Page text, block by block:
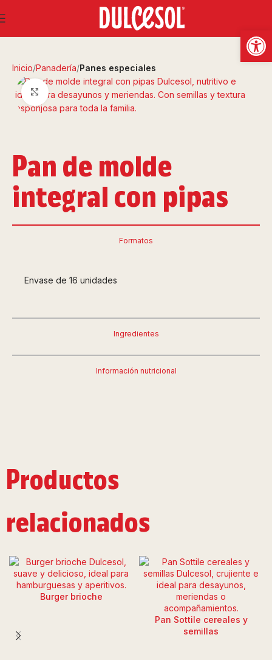
Inicio Panadería Panes especiales
Clic para ampliar
Pan de molde
integral con pipas
Formatos
Ingredientes
Información nutricional
Envase de 16 unidades
Productos
relacionados
Burger brioche
Pan Sottile cereales y
semillas